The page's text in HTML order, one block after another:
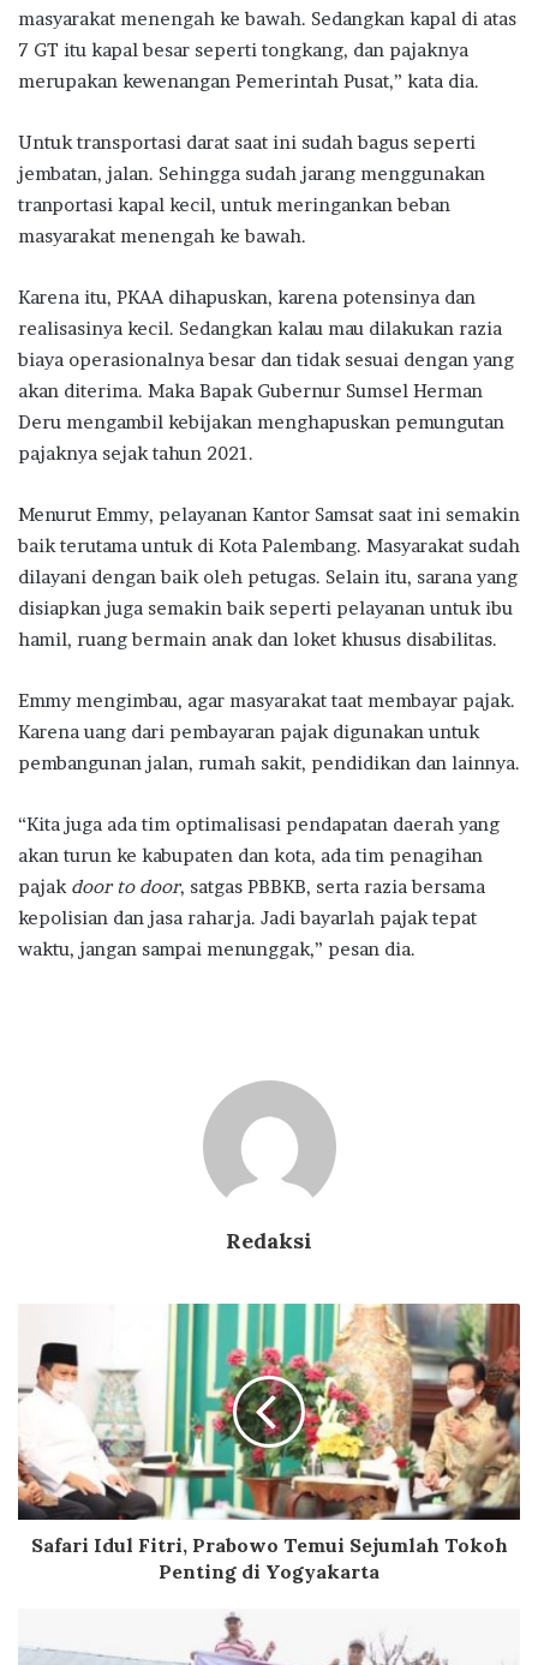
masyarakat menengah ke bawah. Sedangkan kapal di atas
7 GT itu kapal besar seperti tongkang, dan pajaknya
merupakan kewenangan Pemerintah Pusat,” kata dia.
Untuk transportasi darat saat ini sudah bagus seperti
jembatan, jalan. Sehingga sudah jarang menggunakan
tranportasi kapal kecil, untuk meringankan beban
masyarakat menengah ke bawah.
Karena itu, PKAA dihapuskan, karena potensinya dan
realisasinya kecil. Sedangkan kalau mau dilakukan razia
biaya operasionalnya besar dan tidak sesuai dengan yang
akan diterima. Maka Bapak Gubernur Sumsel Herman
Deru mengambil kebijakan menghapuskan pemungutan
pajaknya sejak tahun 2021.
Menurut Emmy, pelayanan Kantor Samsat saat ini semakin
baik terutama untuk di Kota Palembang. Masyarakat sudah
dilayani dengan baik oleh petugas. Selain itu, sarana yang
disiapkan juga semakin baik seperti pelayanan untuk ibu
hamil, ruang bermain anak dan loket khusus disabilitas.
Emmy mengimbau, agar masyarakat taat membayar pajak.
Karena uang dari pembayaran pajak digunakan untuk
pembangunan jalan, rumah sakit, pendidikan dan lainnya.
“Kita juga ada tim optimalisasi pendapatan daerah yang
akan turun ke kabupaten dan kota, ada tim penagihan
pajak door to door, satgas PBBKB, serta razia bersama
kepolisian dan jasa raharja. Jadi bayarlah pajak tepat
waktu, jangan sampai menunggak,” pesan dia.
Redaksi
Safari Idul Fitri, Prabowo Temui Sejumlah Tokoh
Penting di Yogyakarta